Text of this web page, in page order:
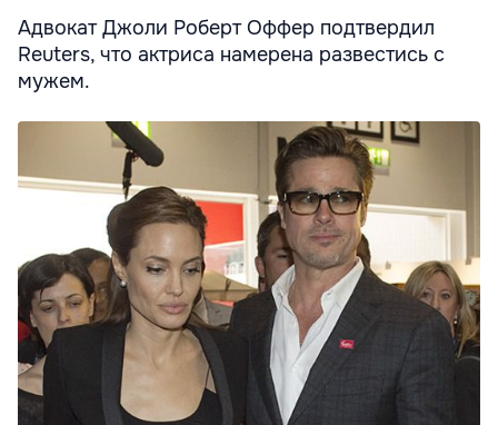
Адвокат Джоли Роберт Оффер подтвердил
Reuters, что актриса намерена развестись с
мужем.